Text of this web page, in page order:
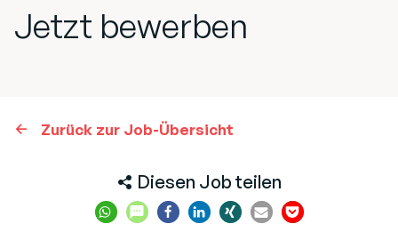
Jetzt bewerben
Zurück zur Job-Übersicht
Diesen Job teilen